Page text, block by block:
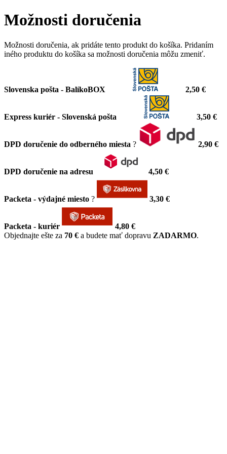
Možnosti doručenia
Možnosti doručenia, ak pridáte tento produkt do košíka. Pridaním
iného produktu do košíka sa možnosti doručenia môžu zmeniť.
Slovenska pošta - BalíkoBOX 2,50 €
Express kuriér - Slovenská pošta 3,50 €
DPD doručenie do odberného miesta ? 2,90 €
DPD doručenie na adresu 4,50 €
Packeta - výdajné miesto ? 3,30 €
Packeta - kuriér
4,80 €
Objednajte ešte za 70 € a budete mať dopravu ZADARMO.